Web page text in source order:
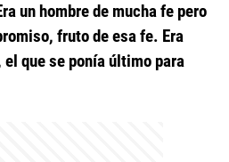
un hombre de mucha fe pero
fruto de esa fe. Era
que se ponía último para